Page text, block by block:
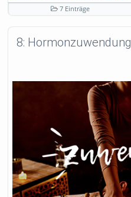
7 Einträge
8: Hormonzuwendung